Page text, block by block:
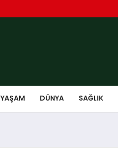
YAŞAM DÜNYA SAĞLIK